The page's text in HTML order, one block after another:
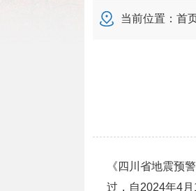
当前位置： 首
《四川省地震预
过，自2024年4月